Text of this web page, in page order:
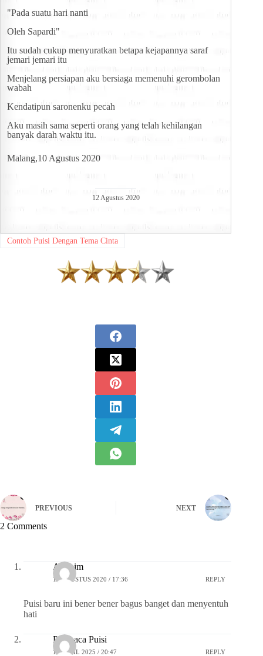
"Pada suatu hari nanti
Oleh Sapardi"
Itu sudah cukup menyuratkan betapa kejapannya saraf
jemari jemari itu
Menjelang persiapan aku bersiaga memenuhi gerombolan
wabah
Kendatipun saronenku pecah
Aku masih sama seperti orang yang telah kehilangan
banyak darah waktu itu.
Malang,10 Agustus 2020
12 Agustus 2020
Contoh Puisi Dengan Tema Cinta
PREVIOUS NEXT
2 Comments
Anonim
12 AGUSTUS 2020 / 17:36 REPLY
Puisi baru ini bener bener bagus banget dan menyentuh
hati
Pembaca Puisi
16 APRIL 2025 / 20:47 REPLY